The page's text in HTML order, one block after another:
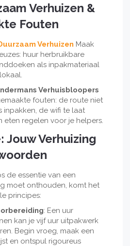
Verhuizen &
Fouten
Verhuizen Maak
huur herbruikbare
als inpakmateriaal
Verhuisbloopers
fouten: de route niet
inpakken, de wifi te laat
eten regelen voor je helpers.
Jouw Verhuizing
de essentie van een
moet onthouden, komt het
principes:
: Een uur
kan je vijf uur uitpakwerk
Begin vroeg, maak een
en ontspul rigoureus